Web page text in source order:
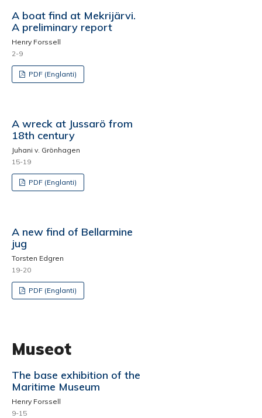
A boat find at Mekrijärvi.
A preliminary report
Henry Forssell
2-9
PDF (Englanti)
A wreck at Jussarö from
18th century
Juhani v. Grönhagen
15-19
PDF (Englanti)
A new find of Bellarmine
jug
Torsten Edgren
19-20
PDF (Englanti)
Museot
The base exhibition of the
Maritime Museum
Henry Forssell
9-15